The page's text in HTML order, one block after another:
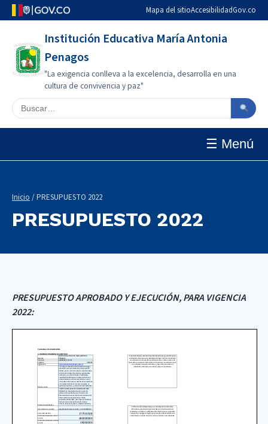
Mapa del sitioAccesibilidadGov.co
Institución Educativa María Antonia
Penagos
"La exigencia conlleva a la excelencia, desarrolla en una
cultura de convivencia y paz"
Buscar en el sitio
☰ Menú
Inicio / PRESUPUESTO 2022
PRESUPUESTO 2022
PRESUPUESTO APROBADO Y EJECUCIÓN, PARA VIGENCIA
2022: